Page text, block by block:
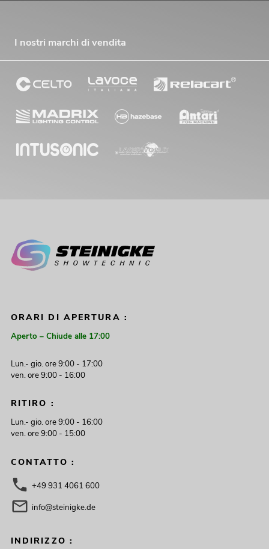
I nostri marchi di vendita
ORARI DI APERTURA :
Aperto – Chiude alle 17:00
Lun.- gio. ore 9:00 - 17:00
ven. ore 9:00 - 16:00
RITIRO :
Lun.- gio. ore 9:00 - 16:00
ven. ore 9:00 - 15:00
CONTATTO :
+49 931 4061 600
info@steinigke.de
INDIRIZZO :